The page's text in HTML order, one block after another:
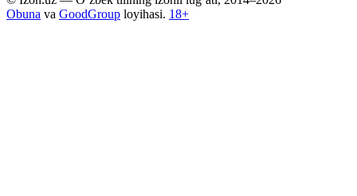
Obuna va GoodGroup loyihasi. 18+